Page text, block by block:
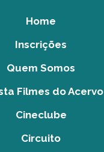
Home
Inscrições
Quem Somos
Filmes do Acervo
Cineclube
Circuito